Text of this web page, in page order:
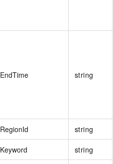
EndTime string
RegionId string
Keyword string